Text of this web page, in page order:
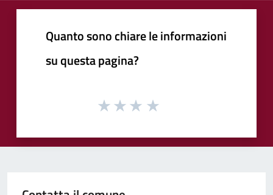
Quanto sono chiare le informazioni
su questa pagina?